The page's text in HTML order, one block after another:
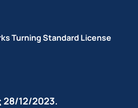
Turning Standard License
28/12/2023.